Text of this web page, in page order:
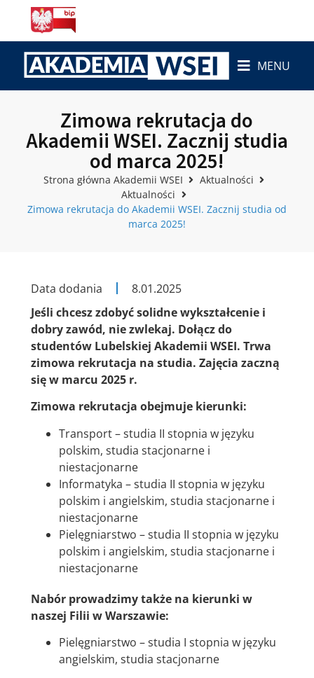
MENU
Zimowa rekrutacja do
Akademii WSEI. Zacznij studia
od marca 2025!
Strona główna Akademii WSEI
Aktualności
Aktualności
Zimowa rekrutacja do Akademii WSEI. Zacznij studia od
marca 2025!
Data dodania
8.01.2025
Jeśli chcesz zdobyć solidne wykształcenie i
dobry zawód, nie zwlekaj. Dołącz do
studentów Lubelskiej Akademii WSEI. Trwa
zimowa rekrutacja na studia. Zajęcia zaczną
się w marcu 2025 r.
Zimowa rekrutacja obejmuje kierunki:
Transport – studia II stopnia w języku
polskim, studia stacjonarne i
niestacjonarne
Informatyka – studia II stopnia w języku
polskim i angielskim, studia stacjonarne i
niestacjonarne
Pielęgniarstwo – studia II stopnia w języku
polskim i angielskim, studia stacjonarne i
niestacjonarne
Nabór prowadzimy także na kierunki w
naszej Filii w Warszawie:
Pielęgniarstwo – studia I stopnia w języku
angielskim, studia stacjonarne